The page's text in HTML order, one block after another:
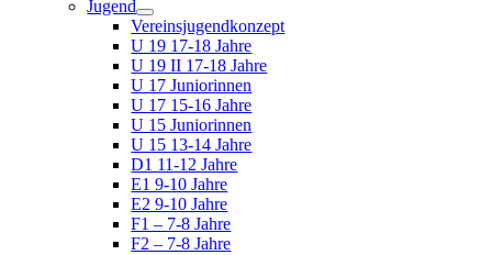
Jugend
Vereinsjugendkonzept
U 19 17-18 Jahre
U 19 II 17-18 Jahre
U 17 Juniorinnen
U 17 15-16 Jahre
U 15 Juniorinnen
U 15 13-14 Jahre
D1 11-12 Jahre
E1 9-10 Jahre
E2 9-10 Jahre
F1 – 7-8 Jahre
F2 – 7-8 Jahre